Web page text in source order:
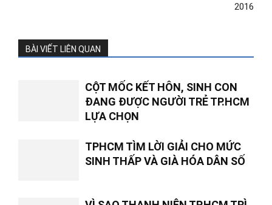
2016
BÀI VIẾT LIÊN QUAN
CỘT MỐC KẾT HÔN, SINH CON
ĐANG ĐƯỢC NGƯỜI TRẺ TP.HCM
LỰA CHỌN
TPHCM TÌM LỜI GIẢI CHO MỨC
SINH THẤP VÀ GIÀ HÓA DÂN SỐ